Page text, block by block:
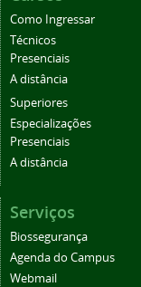
Como Ingressar
Técnicos
Presenciais
A distância
Superiores
Especializações
Presenciais
A distância
Serviços
Biossegurança
Agenda do Campus
Webmail